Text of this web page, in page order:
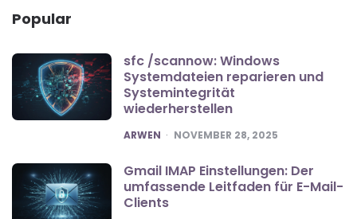
Popular
sfc /scannow: Windows
Systemdateien reparieren und
Systemintegrität
wiederherstellen
POSTED
ARWEN NOVEMBER 28, 2025
Gmail IMAP Einstellungen: Der
umfassende Leitfaden für E-Mail-
Clients